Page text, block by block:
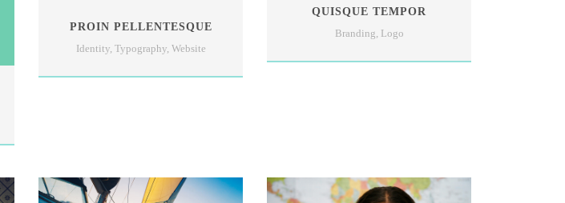
PROIN PELLENTESQUE
Identity, Typography, Website
QUISQUE TEMPOR
Branding Logo